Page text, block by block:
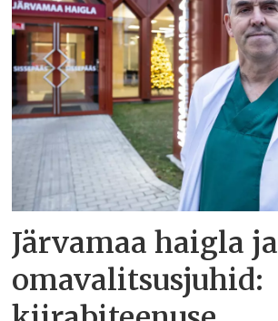
Järvamaa haigla ja
omavalitsusjuhid: